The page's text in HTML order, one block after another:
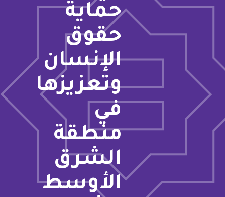
حماية
حقوق
الإنسان
وتعزيزها
في
منطقة
الشرق
الأوسط